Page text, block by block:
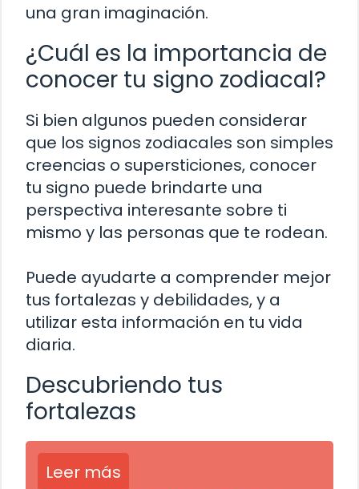
una gran imaginación.
¿Cuál es la importancia de
conocer tu signo zodiacal?
Si bien algunos pueden considerar
que los signos zodiacales son simples
creencias o supersticiones, conocer
tu signo puede brindarte una
perspectiva interesante sobre ti
mismo y las personas que te rodean.
Puede ayudarte a comprender mejor
tus fortalezas y debilidades, y a
utilizar esta información en tu vida
diaria.
Descubriendo tus
fortalezas
Leer más